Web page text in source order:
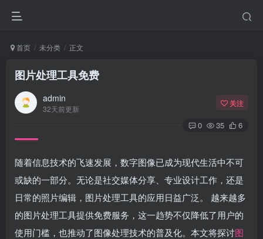
首页 未分类 正文
图片处理工具免费
admin
32天前更新
关注
0 35 6
随着信息技术的飞速发展，数字图像已成为现代生活中不可
或缺的一部分。无论是社交媒体分享、专业设计工作，还是
日常的照片编辑，图片处理工具的应用日益广泛。 越来越多
的图片处理工具提供免费服务，这一趋势不仅降低了用户的
使用门槛，也推动了图像处理技术的普及化。本文将探讨图